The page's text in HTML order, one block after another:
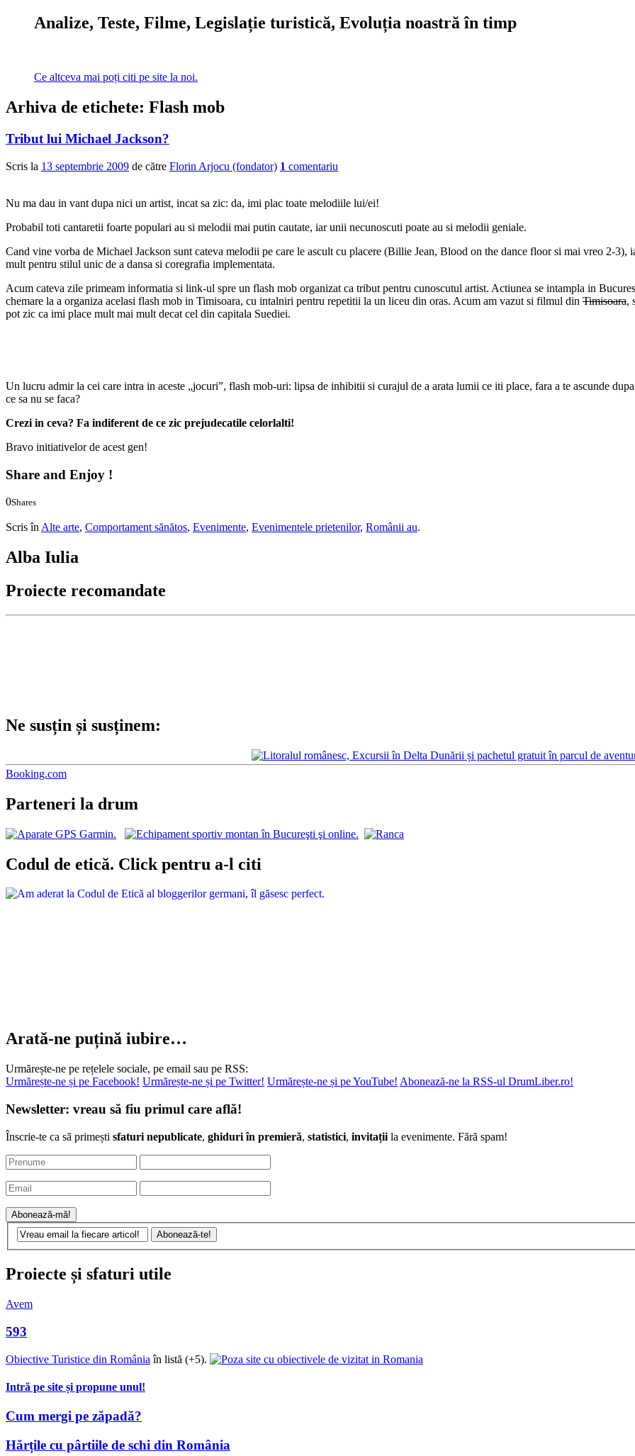
Analize, Teste, Filme, Legislație turistică, Evoluția noastră în timp
Ce altceva mai poți citi pe site la noi.
Arhiva de etichete: Flash mob
Tribut lui Michael Jackson?
Scris la 13 septembrie 2009 de către Florin Arjocu (fondator) 1 comentariu
Nu ma dau in vant dupa nici un artist, incat sa zic: da, imi plac toate melodiile lui/ei!
Probabil toti cantaretii foarte populari au si melodii mai putin cautate, iar unii necunoscuti poate au si melodii geniale.
Cand vine vorba de Michael Jackson sunt cateva melodii pe care le ascult cu placere (Billie Jean, Blood on the dance floor si mai vreo 2-
mult pentru stilul unic de a dansa si coregrafia implementata.
Acum cateva zile primeam informatia si link-ul spre un flash mob organizat ca tribut pentru cunoscutul artist. Actiunea se intampla in
chemare la a organiza acelasi flash mob in Timisoara, cu intalniri pentru repetitii la un liceu din oras. Acum am vazut si filmul din Timisoara,
pot zic ca imi place mult mai mult decat cel din capitala Suediei.
Un lucru admir la cei care intra in aceste „jocuri”, flash mob-uri: lipsa de inhibitii si curajul de a arata lumii ce iti place, fara a te ascunde
ce sa nu se faca?
Crezi in ceva? Fa indiferent de ce zic prejudecatile celorlalti!
Bravo initiativelor de acest gen!
Share and Enjoy !
0Shares
Scris în Alte arte, Comportament sănătos, Evenimente, Evenimentele prietenilor, Românii au.
Alba Iulia
Proiecte recomandate
Parteneri la drum
Codul de etică. Click pentru a-l citi
Newsletter: vreau să fiu primul care află!
Înscrie-te ca să primeștisfaturi nepublicate,ghiduri în premieră
Proiecte și sfaturi utile
Avem